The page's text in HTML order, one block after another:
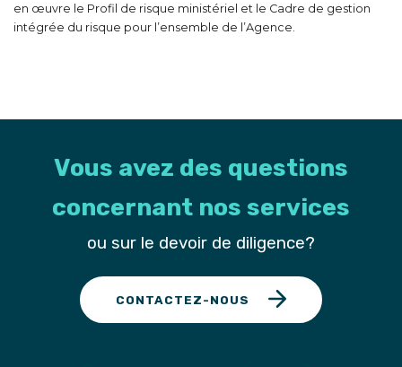
en œuvre le Profil de risque ministériel et le Cadre de gestion
intégrée du risque pour l’ensemble de l’Agence.
Vous avez des questions
concernant nos services
ou sur le devoir de diligence?
CONTACTEZ-NOUS